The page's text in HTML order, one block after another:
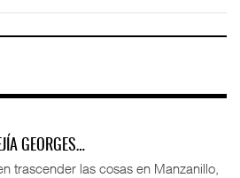
GEORGES…
trascender las cosas en Manzanillo,